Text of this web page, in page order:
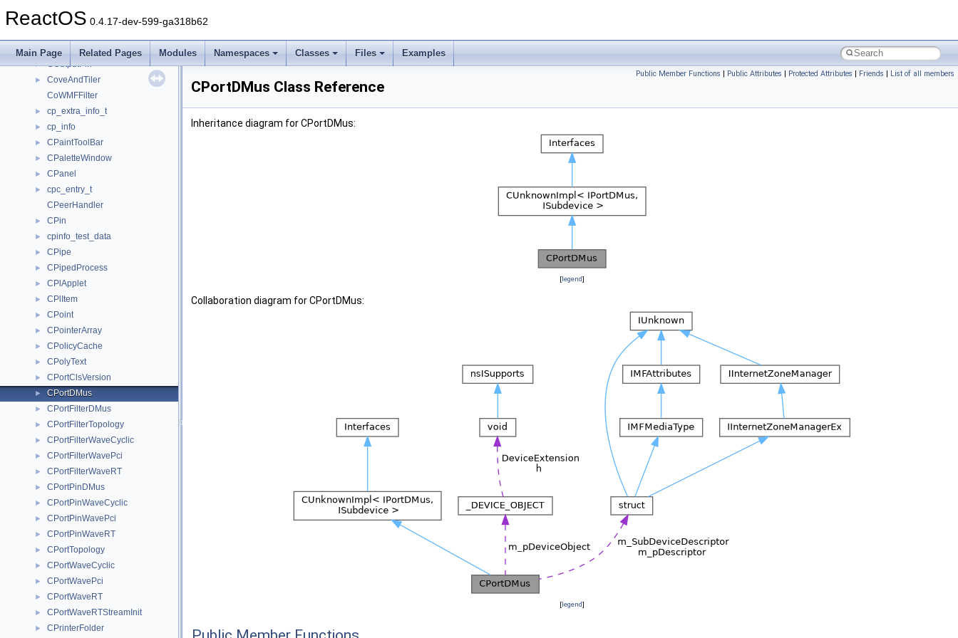
ReactOS 0.4.17-dev-599-ga318b62
Main Page Related Pages Modules Namespaces Classes Files Examples
► counterset_instance
► CountTest
► COutputPin
►
CoveAndTiler
CoWMFFilter
► cp_extra_info_t
► cp_info
► CPaintToolBar
► CPaletteWindow
► CPanel
►
cpc_entry_t
CPeerHandler
► CPin
► cpinfo_test_data
► CPipe
► CPipedProcess
► CPlApplet
► CPlItem
► CPoint
► CPointerArray
► CPolicyCache
► CPolyText
► CPortClsVersion
► CPortDMus
► CPortFilterDMus
► CPortFilterTopology
► CPortFilterWaveCyclic
► CPortFilterWavePci
► CPortFilterWaveRT
► CPortPinDMus
► CPortPinWaveCyclic
► CPortPinWavePci
► CPortPinWaveRT
► CPortTopology
► CPortWaveCyclic
► CPortWavePci
► CPortWaveRT
► CPortWaveRTStreamInit
► CPrinterFolder
Public Member Functions | Public Attributes | Protected Attributes | Friends | List of all members
CPortDMus Class Reference
Inheritance diagram for CPortDMus:
[legend]
Collaboration diagram for CPortDMus:
[legend]